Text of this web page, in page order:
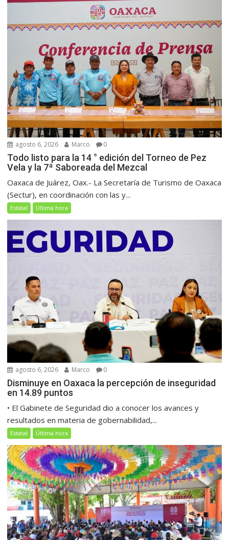
agosto 6, 2026 Marco 0
Todo listo para la 14 ° edición del Torneo de Pez
Vela y la 7ª Saboreada del Mezcal
Oaxaca de Juárez, Oax.- La Secretaría de Turismo de Oaxaca
(Sectur), en coordinación con las y...
Estatal Última hora
agosto 6, 2026 Marco 0
Disminuye en Oaxaca la percepción de inseguridad
en 14.89 puntos
• El Gabinete de Seguridad dio a conocer los avances y
resultados en materia de gobernabilidad,...
Estatal Última hora